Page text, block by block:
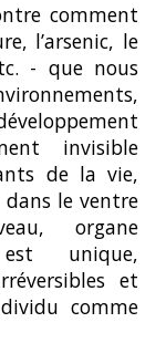
comment
l’arsenic, le
- que nous
invisible
de la vie,
dans le ventre
organe
est unique,
et
comme